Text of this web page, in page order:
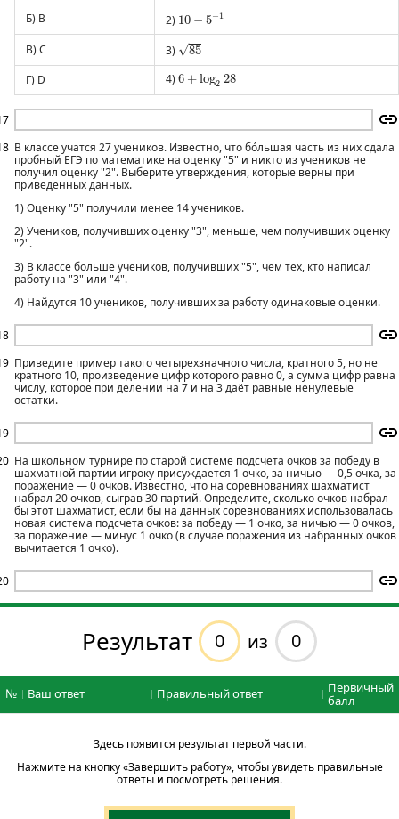
Б) B 2) 10 − 5−1
10 5−1
В) C 3) √85
85
Г) D 4) 6 + log2 28
6 + log2 28
В классе учатся 27 учеников. Известно, что бо́льшая часть из них сдала
пробный ЕГЭ по математике на оценку "5" и никто из учеников не
получил оценку "2". Выберите утверждения, которые верны при
приведенных данных.
1) Оценку "5" получили менее 14 учеников.
2) Учеников, получивших оценку "3", меньше, чем получивших оценку
"2".
3) В классе больше учеников, получивших "5", чем тех, кто написал
работу на "3" или "4".
4) Найдутся 10 учеников, получивших за работу одинаковые оценки.
Приведите пример такого четырехзначного числа, кратного 5, но не
кратного 10, произведение цифр которого равно 0, а сумма цифр равна
числу, которое при делении на 7 и на 3 даёт равные ненулевые
остатки.
На школьном турнире по старой системе подсчета очков за победу в
шахматной партии игроку присуждается 1 очко, за ничью — 0,5 очка, за
поражение — 0 очков. Известно, что на соревнованиях шахматист
набрал 20 очков, сыграв 30 партий. Определите, сколько очков набрал
бы этот шахматист, если бы на данных соревнованиях использовалась
новая система подсчета очков: за победу — 1 очко, за ничью — 0 очков,
за поражение — минус 1 очко (в случае поражения из набранных очков
вычитается 1 очко).
Результат 0 из 0
№ Ваш ответ Правильный ответ
Первичный
балл
Здесь появится результат первой части.
Нажмите на кнопку «Завершить работу», чтобы увидеть правильные
ответы и посмотреть решения.